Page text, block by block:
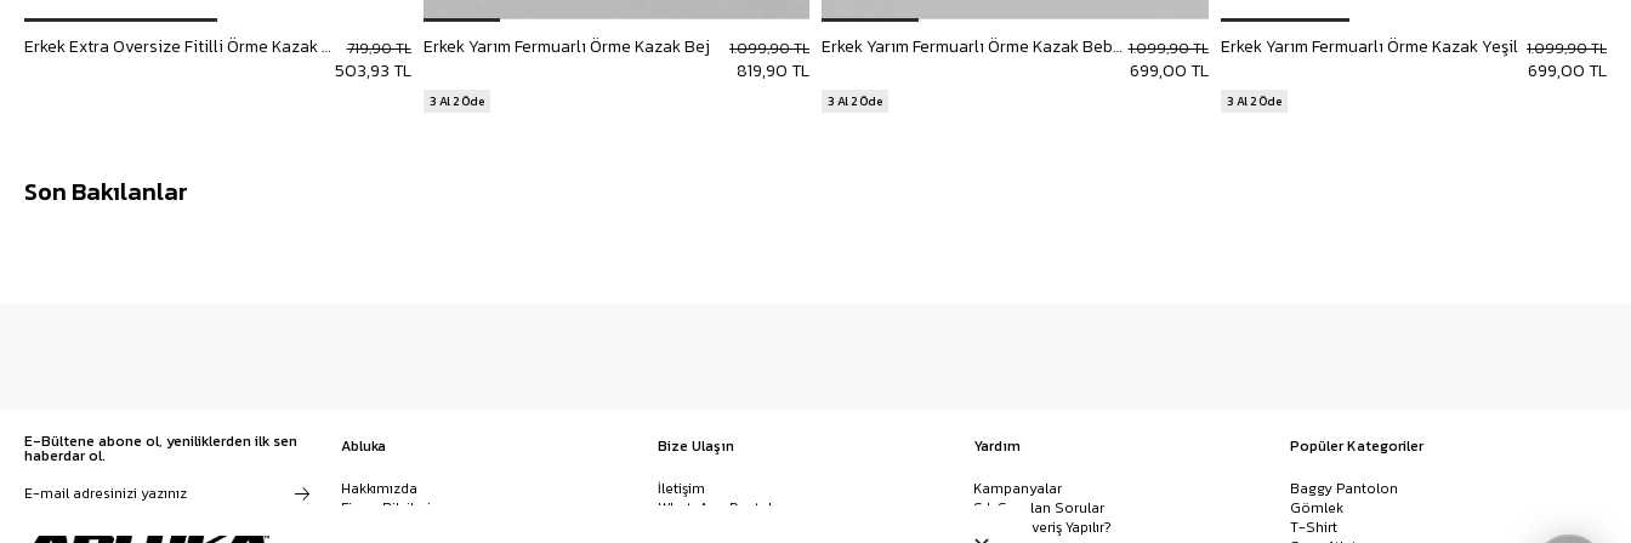
Erkek Extra Oversize Fitilli Örme Kazak Saks Mavi
503,93 TL
719,90 TL Erkek Yarım Fermuarlı Örme Kazak Bej
819,90 TL
1.099,90 TL
3 Al 2 Öde
Erkek Yarım Fermuarlı Örme Kazak Bebek Mavi
699,00 TL
1.099,90 TL
3 Al 2 Öde
Erkek Yarım Fermuarlı Örme Kazak Yeşil
699,00 TL
1.099,90 TL
3 Al 2 Öde
Son Bakılanlar
E-Bültene abone ol, yeniliklerden ilk sen
haberdar ol.
Abluka
Hakkımızda
Firma Bilgileri
Bize Ulaşın
İletişim
WhatsApp Destek
Yardım
Kampanyalar
Sık Sorulan Sorular
Nasıl Alışveriş Yapılır?
Popüler Kategoriler
Baggy Pantolon
Gömlek
T-Shirt